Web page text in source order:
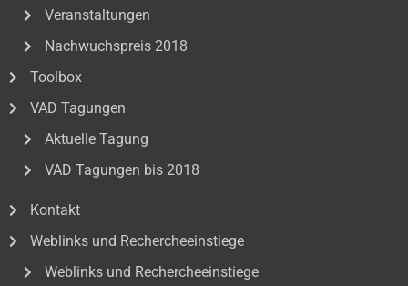
Veranstaltungen
Nachwuchspreis 2018
Toolbox
VAD Tagungen
Aktuelle Tagung
VAD Tagungen bis 2018
Kontakt
Weblinks und Rechercheeinstiege
Weblinks und Rechercheeinstiege